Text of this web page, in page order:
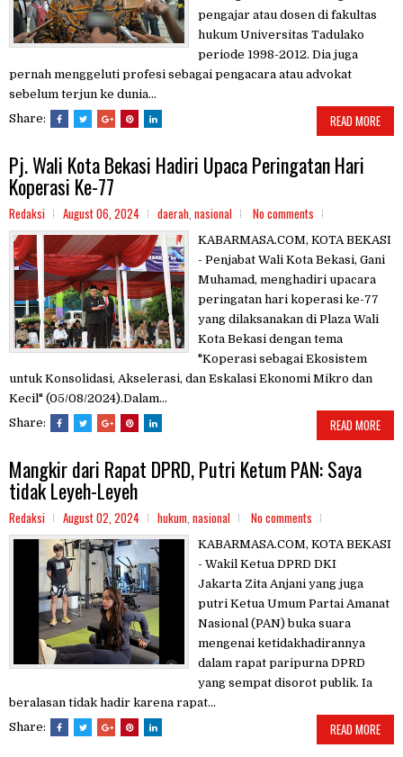
pengajar atau dosen di fakultas
hukum Universitas Tadulako
periode 1998-2012. Dia juga
pernah menggeluti profesi sebagai pengacara atau advokat
sebelum terjun ke dunia...
Share:
READ MORE
Pj. Wali Kota Bekasi Hadiri Upaca Peringatan Hari
Koperasi Ke-77
Redaksi August 06, 2024 daerah nasional No comments
KABARMASA.COM, KOTA BEKASI
- Penjabat Wali Kota Bekasi, Gani
Muhamad, menghadiri upacara
peringatan hari koperasi ke-77
yang dilaksanakan di Plaza Wali
Kota Bekasi dengan tema
"Koperasi sebagai Ekosistem
untuk Konsolidasi, Akselerasi, dan Eskalasi Ekonomi Mikro dan
Kecil" (05/08/2024).Dalam...
Share:
READ MORE
Mangkir dari Rapat DPRD, Putri Ketum PAN: Saya
tidak Leyeh-Leyeh
Redaksi August 02, 2024 hukum nasional No comments
KABARMASA.COM, KOTA BEKASI
- Wakil Ketua DPRD DKI
Jakarta Zita Anjani yang juga
putri Ketua Umum Partai Amanat
Nasional (PAN) buka suara
mengenai ketidakhadirannya
dalam rapat paripurna DPRD
yang sempat disorot publik. Ia
beralasan tidak hadir karena rapat...
Share:
READ MORE